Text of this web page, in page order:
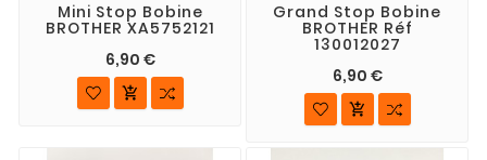
Mini Stop Bobine
BROTHER XA5752121
6,90 €

Grand Stop Bobine
BROTHER Réf
130012027
6,90 €
